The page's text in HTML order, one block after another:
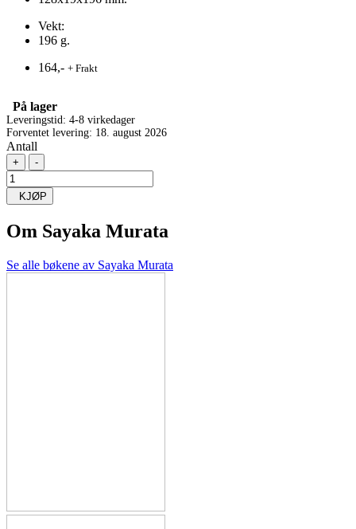
Vekt:
196 g.
164,- + Frakt
På lager
Leveringstid: 4-8 virkedager
Forventet levering: 18. august 2026
Antall
+ -
KJØP
Om Sayaka Murata
Se alle bøkene av Sayaka Murata